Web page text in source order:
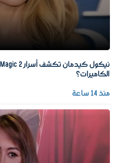
الكاميرات؟
منذ 14 ساعة